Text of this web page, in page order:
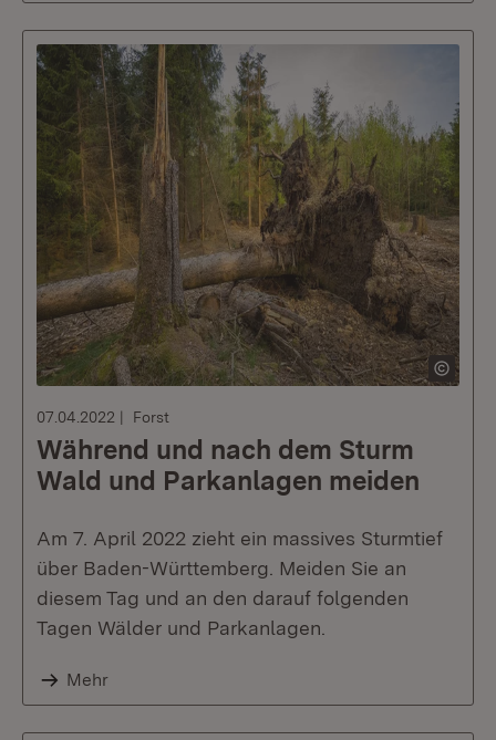
07.04.2022 Forst
Während und nach dem Sturm
Wald und Parkanlagen meiden
Am 7. April 2022 zieht ein massives Sturmtief
über Baden-Württemberg. Meiden Sie an
diesem Tag und an den darauf folgenden
Tagen Wälder und Parkanlagen.
Mehr